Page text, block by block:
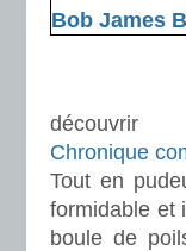
découvrir
Chronique
Tout en
formidable et
boule de